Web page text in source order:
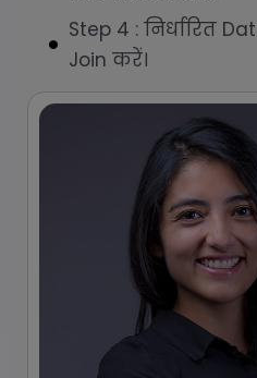
Step 4 : निर्धारित
Join करें।